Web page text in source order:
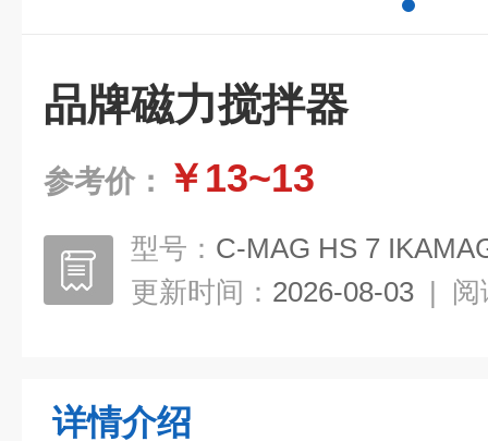
品牌磁力搅拌器
参考价： ￥13~13
型号： C-MAG HS 7
更新时间： 2026-08-03 | 阅
详情介绍